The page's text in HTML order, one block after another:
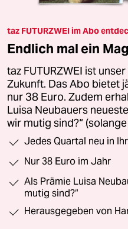
taz FUTURZWEI im Abo
Endlich mal ein
taz FUTURZWEI ist
Zukunft. Das Abo bietet
nur 38 Euro. Zudem
Luisa Neubauers
wir mutig sind?“
Jedes Quartal neu in
Nur 38 Euro im Jahr
Als Prämie Luisa
mutig sind?“
Herausgegeben von